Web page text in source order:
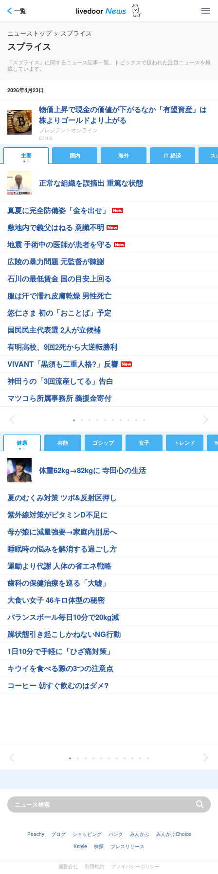
一覧
ニューストップ > スプライス
スプライス
『スプライス』に関するニュース記事一覧。トピックスで扱われた注目ニュースを掲
載しています。
2026年4月23日
物価上昇で現金の価値が下がるなか「有望資産」は
株よりゴールドより上がる
プレジデントオンライン
07:15
主要 国内 海外 IT 経済 ス
正常な組織を誤摘出 重篤な状態
真夏に完全防備姿「金を出せ」
敷地内で義父はねる 意識不明
地震 手術中の医師が患者を守る
広陵の暴力問題 元監督が陳謝
石川の最低賃金 国の目安上回る
服は汗で濡れ皮膚乾燥 男性死亡
悠仁さま 初の「おことば」予定
国民民主代表選 2人が立候補
有明高校、9回2死から大逆転勝利
VIVANT「黒須も二重人格?」反響
神田うの「3回流産してる」告白
マツコら所属事務所 義援金寄付
健康 芸能 ゴシップ 女子 トレンド
体重62kg→82kgに 寺田心の生活
夏のむくみ対策 ツボ&反射区押し
紫外線対策がビタミンD不足に
母が娘に減量強要→家庭内別居へ
睡眠時の悩みを解消する過ごし方
運動より代謝 人体の省エネ戦略
歯科の保健治療を巡る「大嘘」
大食い女子 46キロ体型の秘密
バランスボール毎日10分で20kg減
躁状態引き起こしかねないNG行動
1日10分で手軽に「ひざ痛対策」
キウイを食べる際の3つの注意点
コーヒー 朝すぐ飲むのはダメ?
Peachy ブログ ショッピング バンク みんかぶ
みんかぶChoice
Kstyle
株探 プレスリリース
運営会社 利用規約 プライバシーポリシー